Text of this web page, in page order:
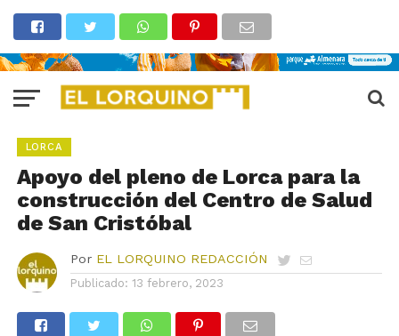
LORCA
Apoyo del pleno de Lorca para la
construcción del Centro de Salud
de San Cristóbal
Por EL LORQUINO REDACCIÓN
Publicado: 13 febrero, 2023